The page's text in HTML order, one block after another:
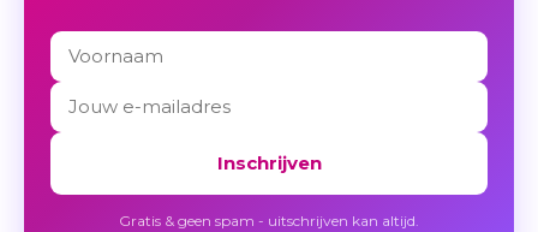
Inschrijven
Gratis & geen spam - uitschrijven kan altijd.